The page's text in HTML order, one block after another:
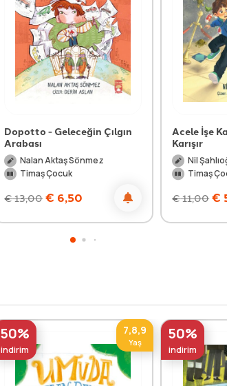
Dopotto - Geleceğin Çılgın
Arabası
Nalan Aktaş Sönmez
Timaş Çocuk
€13,00 € 6,50
Acele İşe
Karışır
Nil
Timaş
€11,00 €
50%
indirim
7,8,9
Yaş 50%
indirim